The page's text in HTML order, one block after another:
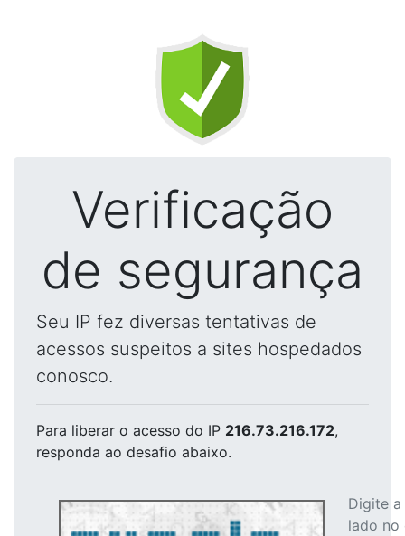
Verificação
de segurança
Seu IP fez diversas tentativas de
acessos suspeitos a sites hospedados
conosco.
Para liberar o acesso do IP 216.73.216.172,
responda ao desafio abaixo.
Digite
lado no